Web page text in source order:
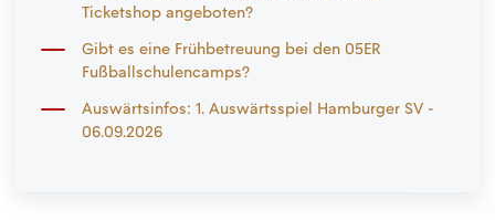
Ticketshop angeboten?
Gibt es eine Frühbetreuung bei den 05ER
Fußballschulencamps?
Auswärtsinfos: 1. Auswärtsspiel Hamburger SV -
06.09.2026